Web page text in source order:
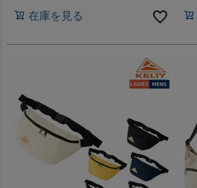
在庫を見る